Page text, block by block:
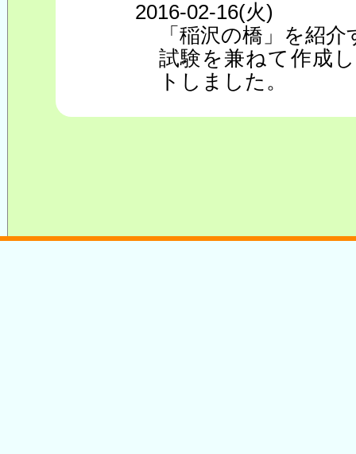
2016-02-16(火)
「稲沢の橋」を紹
試験を兼ねて作成
トしました。